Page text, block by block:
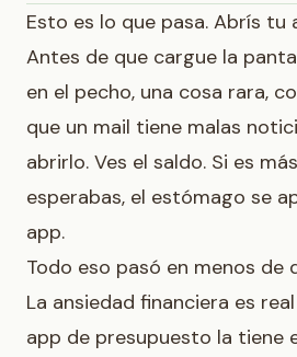
Esto es lo que pasa. Abrís tu
Antes de que cargue la
en el pecho, una cosa rara,
que un mail tiene malas
abrirlo. Ves el saldo. Si es
esperabas, el estómago se
app.
Todo eso pasó en menos de
La ansiedad financiera es
app de presupuesto la tiene